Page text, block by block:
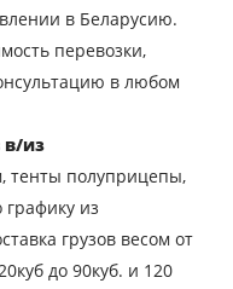
в Беларусию.
перевозки,
в любом
в/из
тенты полуприцепы,
из
грузов весом от
до 90куб. и 120